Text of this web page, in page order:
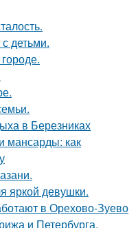
детьми.
в Березниках
мансарды: как
яркой девушки.
в Орехово-Зуево
и Петербурга.